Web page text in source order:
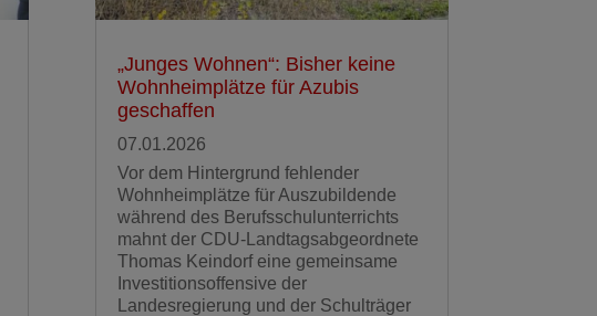
„Junges Wohnen“: Bisher keine
Wohnheimplätze für Azubis
geschaffen
07.01.2026
Vor dem Hintergrund fehlender
Wohnheimplätze für Auszubildende
während des Berufsschulunterrichts
mahnt der CDU-Landtagsabgeordnete
Thomas Keindorf eine gemeinsame
Investitionsoffensive der
Landesregierung und der Schulträger